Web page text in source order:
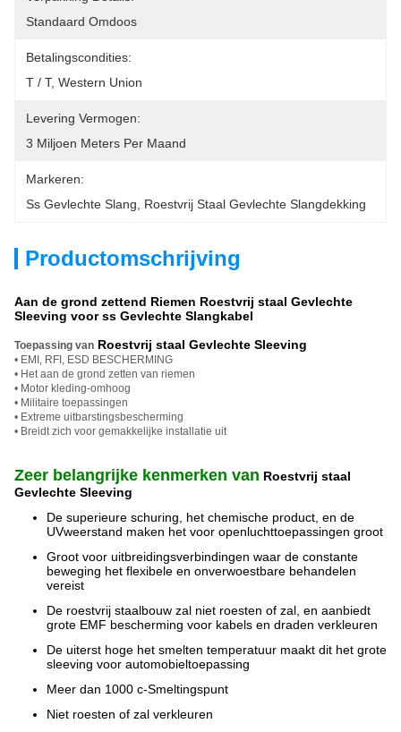
Standaard Omdoos
Betalingscondities:
T / T, Western Union
Levering Vermogen:
3 Miljoen Meters Per Maand
Markeren:
Ss Gevlechte Slang
Roestvrij Staal Gevlechte Slangdekking
Productomschrijving
Aan de grond zettend Riemen Roestvrij staal Gevlechte
Sleeving voor ss Gevlechte Slangkabel
Toepassing van Roestvrij staal Gevlechte Sleeving
• EMI, RFI, ESD BESCHERMING
• Het aan de grond zetten van riemen
• Motor kleding-omhoog
• Militaire toepassingen
• Extreme uitbarstingsbescherming
• Breidt zich voor gemakkelijke installatie uit
Zeer belangrijke kenmerken van Roestvrij staal
Gevlechte Sleeving
De superieure schuring, het chemische product, en de
UVweerstand maken het voor openluchttoepassingen groot
Groot voor uitbreidingsverbindingen waar de constante
beweging het flexibele en onverwoestbare behandelen
vereist
De roestvrij staalbouw zal niet roesten of zal, en aanbiedt
grote EMF bescherming voor kabels en draden verkleuren
De uiterst hoge het smelten temperatuur maakt dit het grote
sleeving voor automobieltoepassing
Meer dan 1000 c-Smeltingspunt
Niet roesten of zal verkleuren